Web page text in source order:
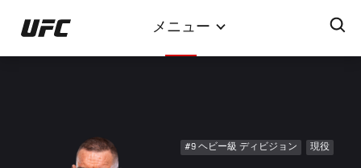
イ
ン
メニュー
#9 ヘビー級 ディビジョン 現役